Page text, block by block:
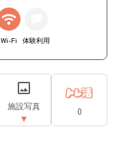
Wi-Fi 体験利用
施設写真 0